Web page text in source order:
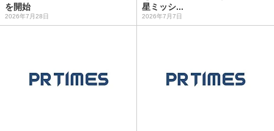
を開始
2026年7月28日
星ミッシ...
2026年7月7日